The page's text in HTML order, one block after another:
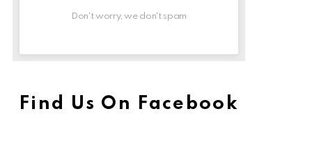
Don't worry, we don't spam
Find Us On Facebook